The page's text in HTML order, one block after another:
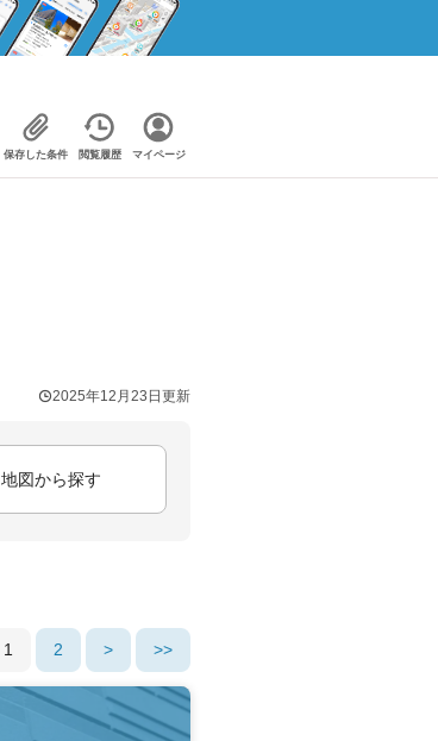
保存した条件 閲覧履歴 マイページ
2025年12月23日 更新
地図から探す
1 2 > >>